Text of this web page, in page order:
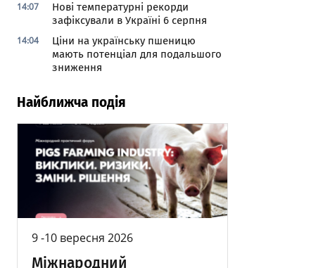
14:07
Нові температурні рекорди
зафіксували в Україні 6 серпня
14:04
Ціни на українську пшеницю
мають потенціал для подальшого
зниження
Найближча подія
9 -10 вересня 2026
Міжнародний